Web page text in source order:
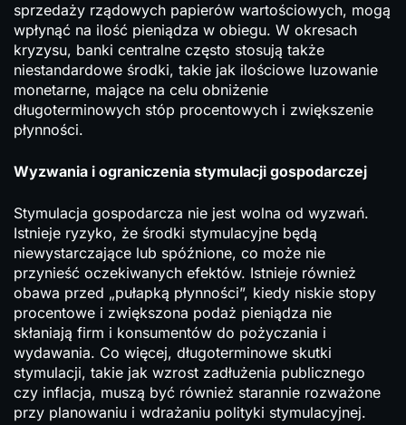
sprzedaży rządowych papierów wartościowych, mogą
wpłynąć na ilość pieniądza w obiegu. W okresach
kryzysu, banki centralne często stosują także
niestandardowe środki, takie jak ilościowe luzowanie
monetarne, mające na celu obniżenie
długoterminowych stóp procentowych i zwiększenie
płynności.
Wyzwania i ograniczenia stymulacji gospodarczej
Stymulacja gospodarcza nie jest wolna od wyzwań.
Istnieje ryzyko, że środki stymulacyjne będą
niewystarczające lub spóźnione, co może nie
przynieść oczekiwanych efektów. Istnieje również
obawa przed „pułapką płynności”, kiedy niskie stopy
procentowe i zwiększona podaż pieniądza nie
skłaniają firm i konsumentów do pożyczania i
wydawania. Co więcej, długoterminowe skutki
stymulacji, takie jak wzrost zadłużenia publicznego
czy inflacja, muszą być również starannie rozważone
przy planowaniu i wdrażaniu polityki stymulacyjnej.